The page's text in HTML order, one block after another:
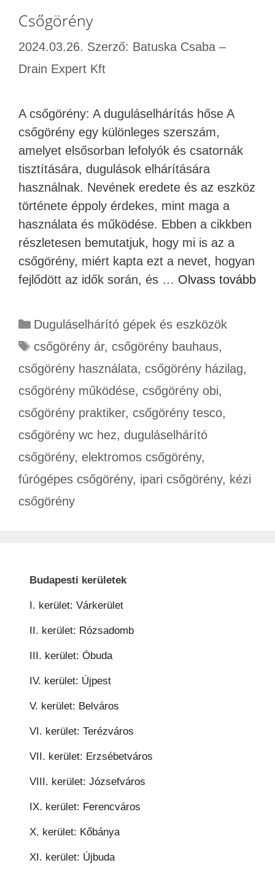
Csőgörény
2024.03.26. Szerző: Batuska Csaba –
Drain Expert Kft
A csőgörény: A duguláselhárítás hőse A
csőgörény egy különleges szerszám,
amelyet elsősorban lefolyók és csatornák
tisztítására, dugulások elhárítására
használnak. Nevének eredete és az eszköz
története éppoly érdekes, mint maga a
használata és működése. Ebben a cikkben
részletesen bemutatjuk, hogy mi is az a
csőgörény, miért kapta ezt a nevet, hogyan
fejlődött az idők során, és … Olvass tovább
Duguláselhárító gépek és eszközök
csőgörény ár, csőgörény bauhaus,
csőgörény használata, csőgörény házilag,
csőgörény működése, csőgörény obi,
csőgörény praktiker, csőgörény tesco,
csőgörény wc hez, duguláselhárító
csőgörény, elektromos csőgörény,
fúrógépes csőgörény, ipari csőgörény, kézi
csőgörény
Budapesti kerületek
I. kerület: Várkerület
II. kerület: Rózsadomb
III. kerület: Óbuda
IV. kerület: Újpest
V. kerület: Belváros
VI. kerület: Terézváros
VII. kerület: Erzsébetváros
VIII. kerület: Józsefváros
IX. kerület: Ferencváros
X. kerület: Kőbánya
XI. kerület: Újbuda